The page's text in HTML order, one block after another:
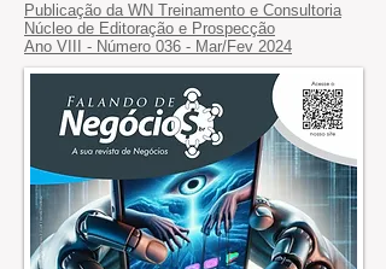
Publicação da WN Treinamento e Consultoria
Núcleo de Editoração e Prospecção
Ano VIII - Número 036 - Mar/Fev 2024